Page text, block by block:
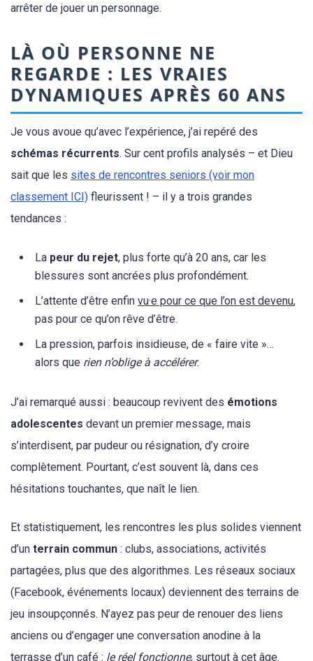
arrêter de jouer un personnage.
LÀ OÙ PERSONNE NE
REGARDE : LES VRAIES
DYNAMIQUES APRÈS 60 ANS
Je vous avoue qu’avec l’expérience, j’ai repéré des
schémas récurrents. Sur cent profils analysés – et Dieu
sait que les sites de rencontres seniors (voir mon
classement ICI) fleurissent ! – il y a trois grandes
tendances :
La peur du rejet, plus forte qu’à 20 ans, car les
blessures sont ancrées plus profondément.
L’attente d’être enfin vu·e pour ce que l’on est devenu,
pas pour ce qu’on rêve d’être.
La pression, parfois insidieuse, de « faire vite »…
alors que rien n’oblige à accélérer.
J’ai remarqué aussi : beaucoup revivent des émotions
adolescentes devant un premier message, mais
s’interdisent, par pudeur ou résignation, d’y croire
complètement. Pourtant, c’est souvent là, dans ces
hésitations touchantes, que naît le lien.
Et statistiquement, les rencontres les plus solides viennent
d’un terrain commun : clubs, associations, activités
partagées, plus que des algorithmes. Les réseaux sociaux
(Facebook, événements locaux) deviennent des terrains de
jeu insoupçonnés. N’ayez pas peur de renouer des liens
anciens ou d’engager une conversation anodine à la
terrasse d’un café : le réel fonctionne, surtout à cet âge.